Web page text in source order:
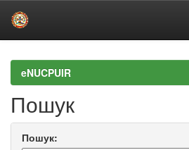
navigationeNUCPUIR
Пошук
Пошук: